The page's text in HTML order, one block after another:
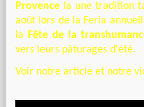
Provence la une tradition
août lors de la Feria
la Fête de la
vers leurs pâturages d'été.
Voir notre article et notre